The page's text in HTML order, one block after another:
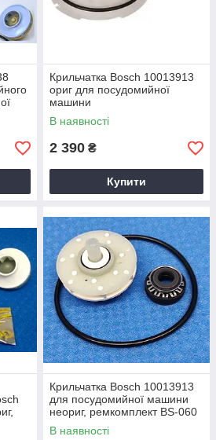
Крильчатка Bosch 10013913
ориг для посудомийної
машини
В наявності
2 390 ₴
Купити
Крильчатка Bosch 10013913
для посудомийної машини
неориг, ремкомплект BS-060
В наявності